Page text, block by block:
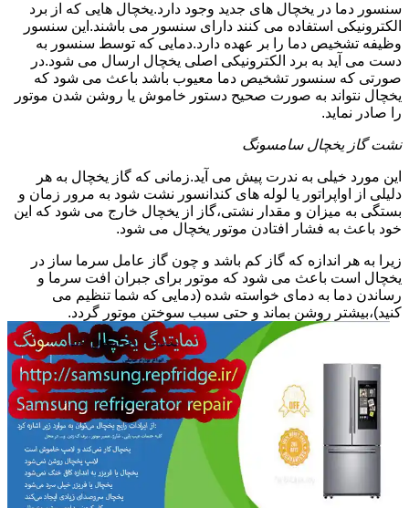
سنسور دما در یخچال های جدید وجود دارد.یخچال هایی که از برد
الکترونیکی استفاده می کنند دارای سنسور می باشند.این سنسور
وظیفه تشخیص دما را بر عهده دارد.دمایی که توسط سنسور به
دست می آید به برد الکترونیکی اصلی یخچال ارسال می شود.در
صورتی که سنسور تشخیص دما معیوب باشد باعث می شود که
یخچال نتواند به صورت صحیح دستور خاموش یا روشن شدن موتور
را صادر نماید.
نشت گاز یخچال سامسونگ
این مورد خیلی به ندرت پیش می آید.زمانی که گاز یخچال به هر
دلیلی از اواپراتور یا لوله های کندانسور نشت شود به مرور زمان و
بستگی به میزان و مقدار نشتی،گاز از یخچال خارج می شود که این
خود باعث به فشار افتادن موتور یخچال می شود.
زیرا به هر اندازه که گاز کم باشد و چون گاز عامل سرما ساز در
یخچال است باعث می شود که موتور برای جبران افت سرما و
رساندن دما به دمای خواسته شده (دمایی که شما تنظیم می
کنید)،بیشتر روشن بماند و حتی سبب سوختن موتور گردد.